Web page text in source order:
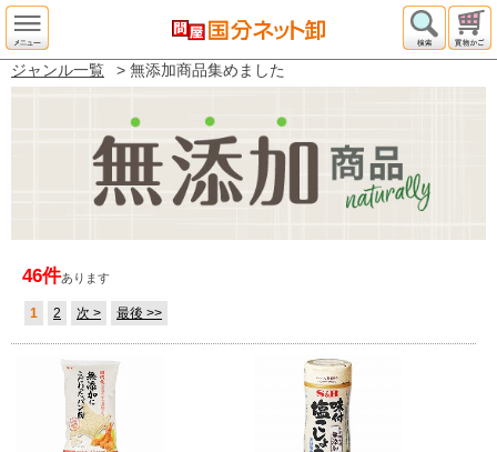
ジャンル一覧 > 無添加商品集めました
46件あります
1 2 次 > 最後 >>